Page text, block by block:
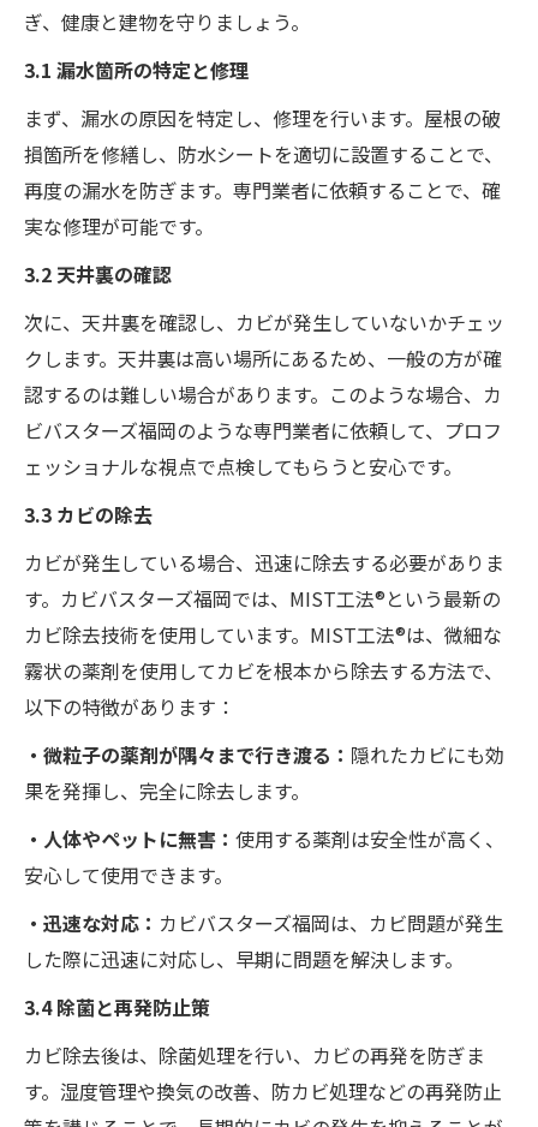
ぎ、健康と建物を守りましょう。
3.1 漏水箇所の特定と修理
まず、漏水の原因を特定し、修理を行います。屋根の破
損箇所を修繕し、防水シートを適切に設置することで、
再度の漏水を防ぎます。専門業者に依頼することで、確
実な修理が可能です。
3.2 天井裏の確認
次に、天井裏を確認し、カビが発生していないかチェッ
クします。天井裏は高い場所にあるため、一般の方が確
認するのは難しい場合があります。このような場合、カ
ビバスターズ福岡のような専門業者に依頼して、プロフ
ェッショナルな視点で点検してもらうと安心です。
3.3 カビの除去
カビが発生している場合、迅速に除去する必要がありま
す。カビバスターズ福岡では、MIST工法®という最新の
カビ除去技術を使用しています。MIST工法®は、微細な
霧状の薬剤を使用してカビを根本から除去する方法で、
以下の特徴があります：
・微粒子の薬剤が隅々まで行き渡る： 隠れたカビにも効
果を発揮し、完全に除去します。
・人体やペットに無害： 使用する薬剤は安全性が高く、
安心して使用できます。
・迅速な対応： カビバスターズ福岡は、カビ問題が発生
した際に迅速に対応し、早期に問題を解決します。
3.4 除菌と再発防止策
カビ除去後は、除菌処理を行い、カビの再発を防ぎま
す。湿度管理や換気の改善、防カビ処理などの再発防止